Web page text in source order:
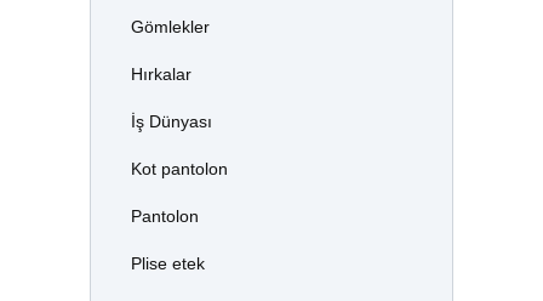
Gömlekler
Hırkalar
İş Dünyası
Kot pantolon
Pantolon
Plise etek